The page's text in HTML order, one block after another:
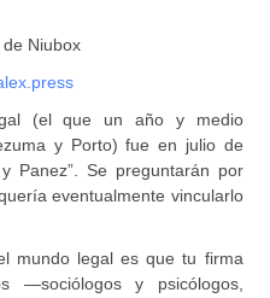
Niubox
(el que un año y medio
y Porto) fue en julio de
Panez”. Se preguntarán por
eventualmente vincularlo
mundo legal es que tu firma
—sociólogos y psicólogos,